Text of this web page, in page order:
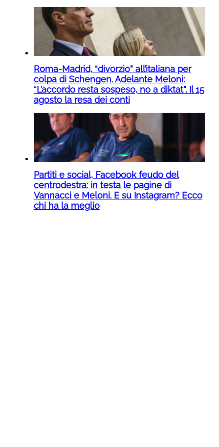
Roma-Madrid, “divorzio” all’italiana per
colpa di Schengen. Adelante Meloni:
“L’accordo resta sospeso, no a diktat”. Il 15
agosto la resa dei conti
Partiti e social, Facebook feudo del
centrodestra: in testa le pagine di
Vannacci e Meloni. E su Instagram? Ecco
chi ha la meglio